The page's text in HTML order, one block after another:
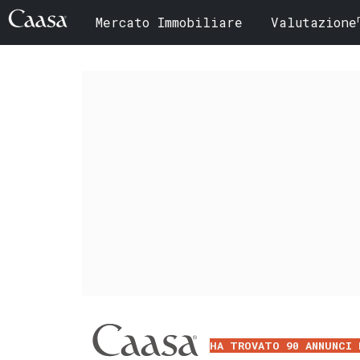
Mercato Immobiliare Valutazione
HA TROVATO 90 ANNUNCI